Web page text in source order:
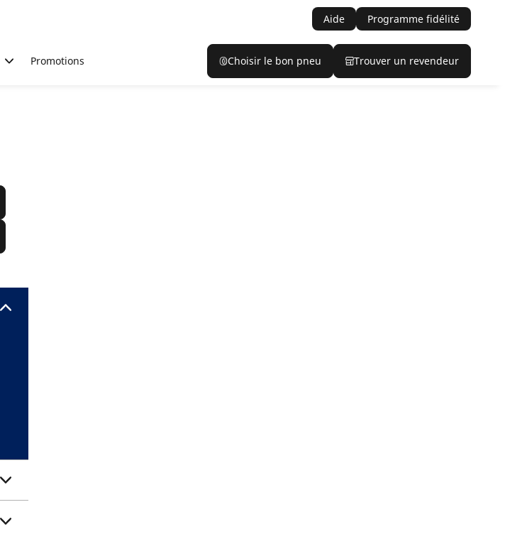
Aide Programme fidélité
Promotions Choisir le bon pneu Trouver un revendeur